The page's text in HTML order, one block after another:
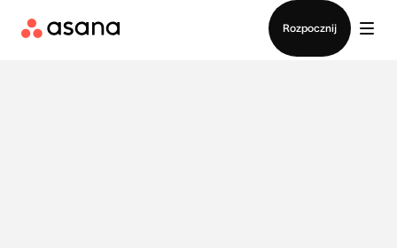
Rozpocznij